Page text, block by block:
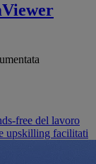
free del lavoro
upskilling facilitati